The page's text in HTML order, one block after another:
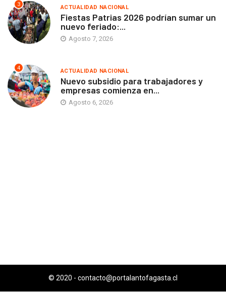
3 ACTUALIDAD NACIONAL
Fiestas Patrias 2026 podrían sumar un
nuevo feriado:...
Agosto 7, 2026
4 ACTUALIDAD NACIONAL
Nuevo subsidio para trabajadores y
empresas comienza en...
Agosto 6, 2026
© 2020 - contacto@portalantofagasta.cl